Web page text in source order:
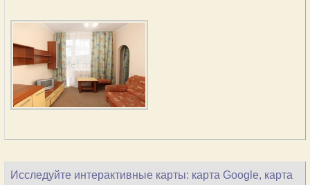
Исследуйте интерактивные карты: карта Google, карта